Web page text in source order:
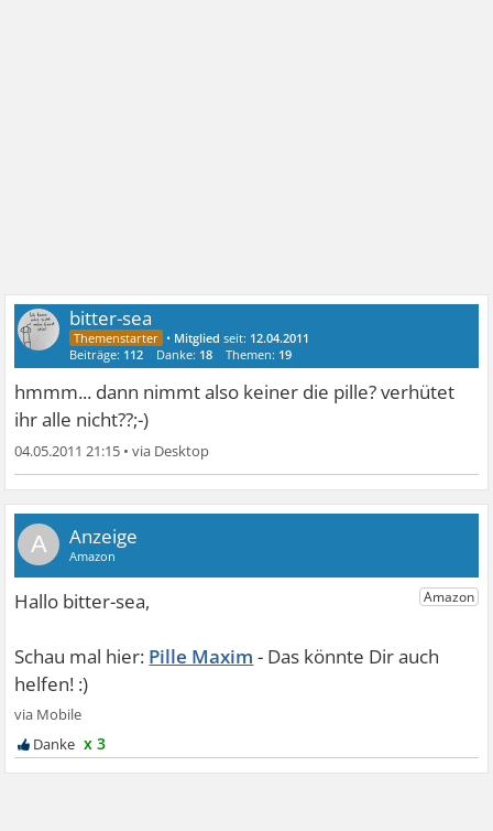
bitter-sea
• Mitglied seit: 12.04.2011
Beiträge: 112 Danke: 18 Themen: 19
hmmm... dann nimmt also keiner die pille? verhütet
ihr alle nicht??;-)
04.05.2011 21:15 •
A
Pille Maxim
x 3